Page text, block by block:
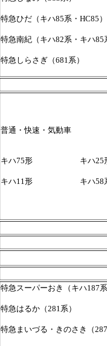
特急ひだ（キハ85系・HC85）
特急南紀（キハ82系・キハ85
特急しらさぎ（681系）
普通・快速・気動車
キハ75形 キハ25
キハ11形 キハ58
特急スーパーおき（キハ187
特急はるか（281系）
特急まいづる・きのさき（